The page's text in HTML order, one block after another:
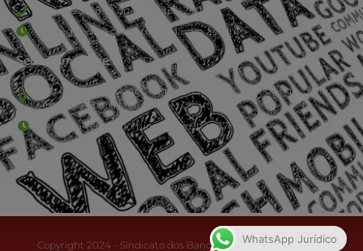
(24) 3323-2848 ou (24) 3323-2500
De segunda à sexta-feira , das 9h às 17h.
Sede Campestre:
Estrada Governador Chagas Freitas – 3.780 – Colônia Santo
Antônio – Barra Mansa
De terça-feira a domingo, das 9h às 17h
Copyright 2024 - Sindicato dos Bancários do Sul Fluminense
WhatsApp Jurídico